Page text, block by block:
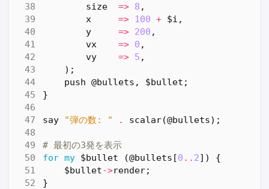
size
=> 8 ,
x
=> 100 + $i ,
y
=> 200 ,
vx
=> 0 ,
vy
=> 5 ,
);
push @bullets , $bullet ;
}
say "弾の数: " . scalar(@bullets);
# 最初の3発を表示
for my $bullet (@bullets [0 .. 2])
{
$bullet->render;
}